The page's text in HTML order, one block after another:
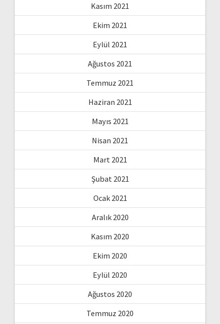
Kasım 2021
Ekim 2021
Eylül 2021
Ağustos 2021
Temmuz 2021
Haziran 2021
Mayıs 2021
Nisan 2021
Mart 2021
Şubat 2021
Ocak 2021
Aralık 2020
Kasım 2020
Ekim 2020
Eylül 2020
Ağustos 2020
Temmuz 2020